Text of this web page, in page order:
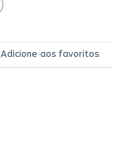
Adicione aos favoritos.